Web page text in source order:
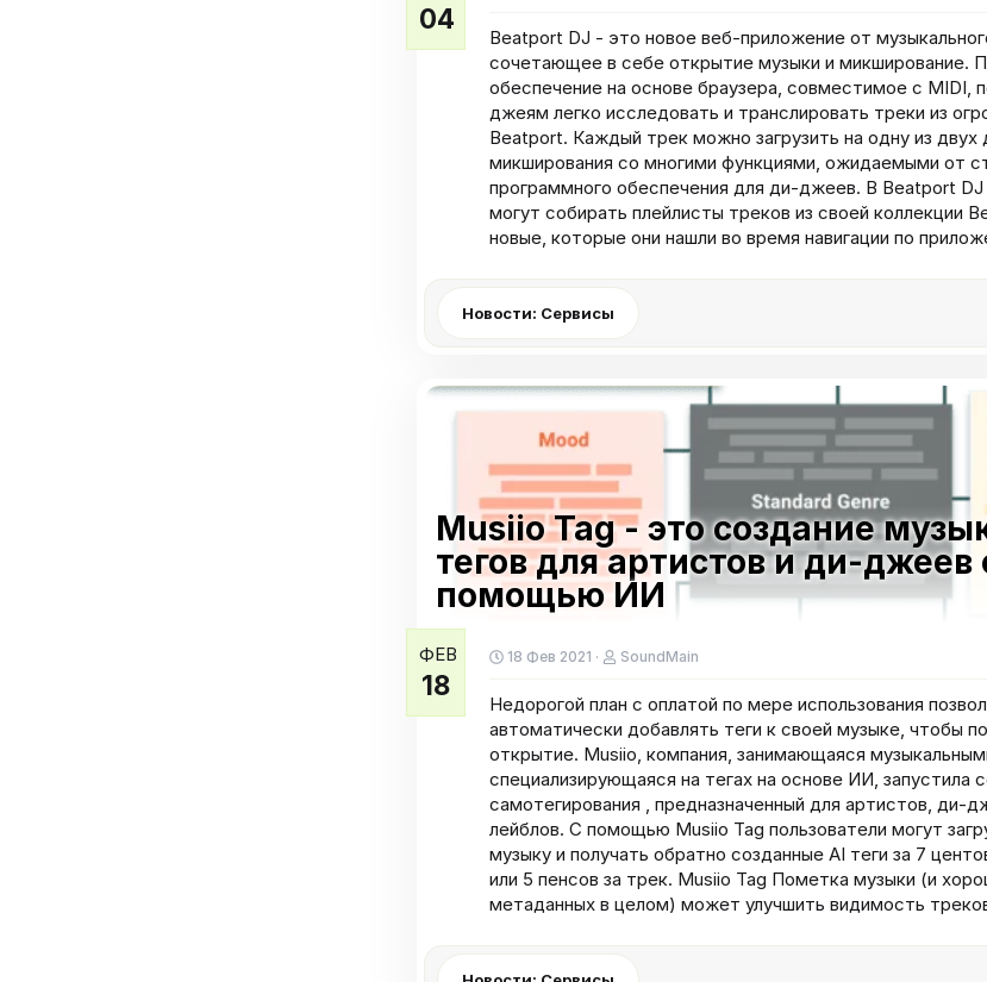
04
Beatport DJ - это новое веб-приложение от
сочетающее в себе открытие музыки и микширование.
обеспечение на основе браузера, совместимое с MIDI,
джеям легко исследовать и транслировать треки из
Beatport. Каждый трек можно загрузить на одну из двух
микширования со многими функциями, ожидаемыми от
программного обеспечения для ди-джеев. В Beatport DJ
могут собирать плейлисты треков из своей коллекции
новые, которые они нашли во время навигации по
Новости: Сервисы
Musiio Tag - это создание
тегов для артистов и ди-джеев
помощью ИИ
ФЕВ
18
18 Фев 2021 SoundMain
Недорогой план с оплатой по мере использования
автоматически добавлять теги к своей музыке, чтобы
открытие. Musiio, компания, занимающаяся
специализирующаяся на тегах на основе ИИ, запустила
самотегирования , предназначенный для артистов, ди-
лейблов. С помощью Musiio Tag пользователи могут
музыку и получать обратно созданные AI теги за 7
или 5 пенсов за трек. Musiio Tag Пометка музыки (и
метаданных в целом) может улучшить видимость